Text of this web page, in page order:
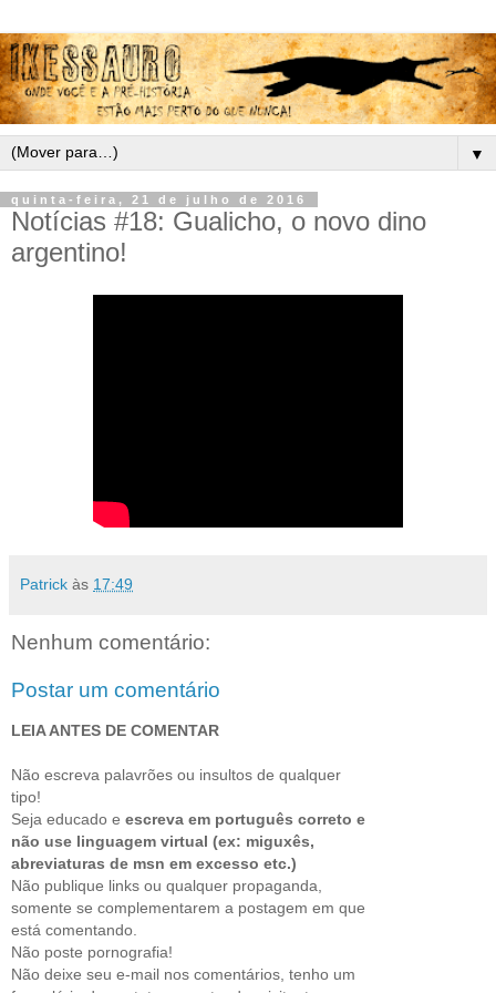
▼
quinta-feira, 21 de julho de 2016
Notícias #18: Gualicho, o novo dino
argentino!
Patrick às 17:49
Nenhum comentário:
Postar um comentário
LEIA ANTES DE COMENTAR
Não escreva palavrões ou insultos de qualquer
tipo!
Seja educado e escreva em português correto e
não use linguagem virtual (ex: miguxês,
abreviaturas de msn em excesso etc.)
Não publique links ou qualquer propaganda,
somente se complementarem a postagem em que
está comentando.
Não poste pornografia!
Não deixe seu e-mail nos comentários, tenho um